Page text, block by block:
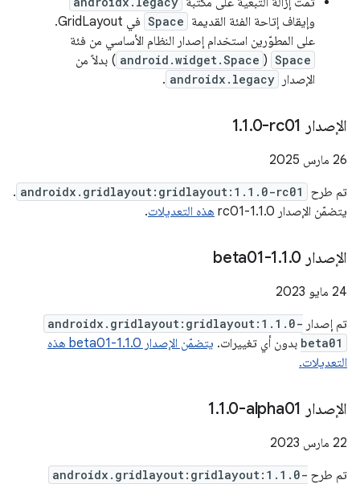
وإيقاف إتاحة الفئة القديمة Space
في GridLayout.
على المطوّرين استخدام إصدار النظام الأساسي من فئة
Space
(
android.widget.Space ) بدلاً من
الإصدار
androidx.legacy
.
الإصدار ‎1 .1.0-rc01
‫26 مارس 2025
تم طرح
androidx.gridlayout:gridlayout:1.1.0-rc01
.
يتضمّن الإصدار 1.1.0-rc01
هذه التعديلات.
الإصدار 1 .1.0-beta01
‫24 مايو 2023
تم إصدار androidx.gridlayout:gridlayout:1.1.0-
beta01 بدون أي تغييرات.
يتضمّن الإصدار 1.1.0-beta01 هذه
التعديلات.
الإصدار ‎1 .1.0-alpha01
‫22 مارس 2023
تم طرح androidx.gridlayout:gridlayout:1.1.0-